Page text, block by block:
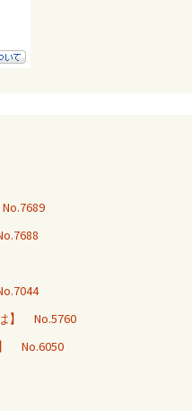
】 No.5760
No.6050